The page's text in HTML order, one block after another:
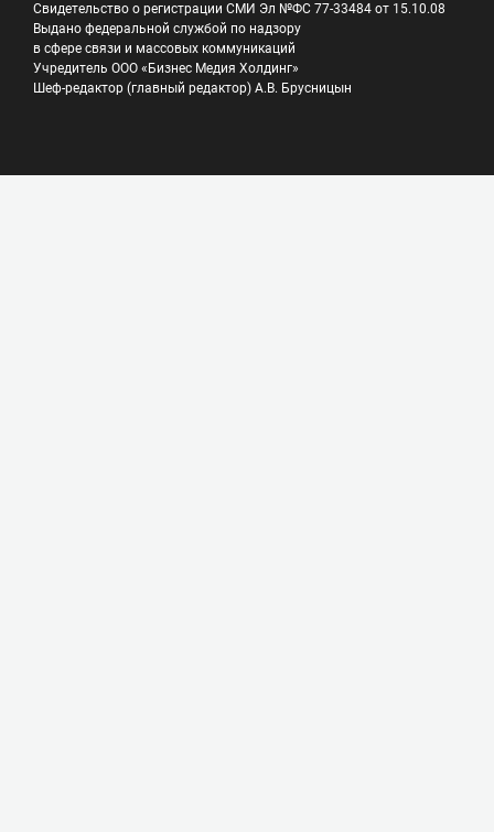
Свидетельство о регистрации СМИ Эл №ФС 77-33484 от 15.10.08
Выдано федеральной службой по надзору
в сфере связи и массовых коммуникаций
Учредитель ООО «Бизнес Медия Холдинг»
Шеф-редактор (главный редактор) А.В. Брусницын